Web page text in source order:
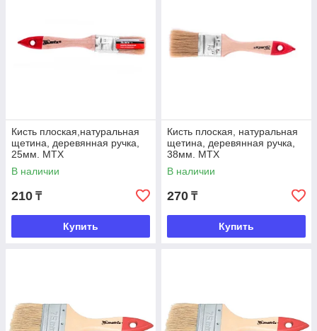
Кисть плоская,натуральная
щетина, деревянная ручка,
25мм. MTX
В наличии
210 ₸
Купить
Кисть плоская, натуральная
щетина, деревянная ручка,
38мм. MTX
В наличии
270 ₸
Купить